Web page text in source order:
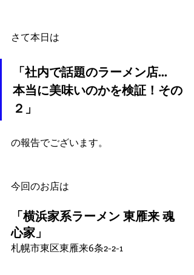
さて本日は
「社内で話題のラーメン店…
本当に美味いのかを検証！その
２」
の報告でございます。
今回のお店は
「横浜家系ラーメン 東雁来 魂
心家」
札幌市東区東雁来6条2-2-1